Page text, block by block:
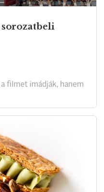
filmet imádják, hanem